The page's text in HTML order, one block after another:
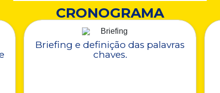
CRONOGRAMA
Briefing e definição das palavras
chaves.